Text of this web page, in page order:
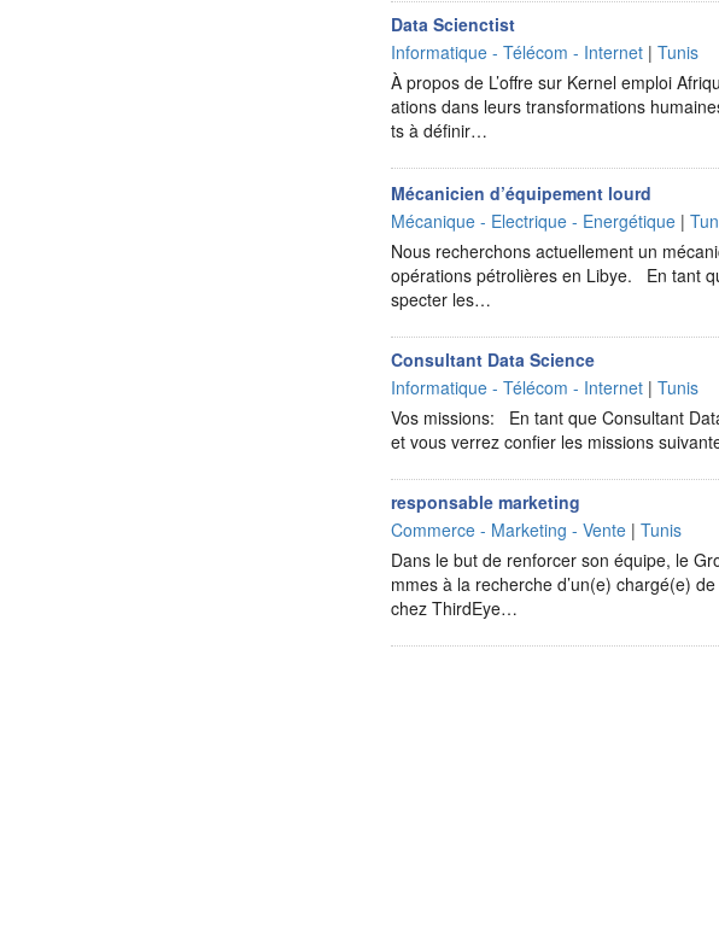
Data Scienctist
Informatique - Télécom - Internet |Tunis
À propos de L’offre sur Kernel emploi
ations dans leurs transformations
ts à définir…
Mécanicien d’équipement lourd
Mécanique - Electrique - Energétique |
Nous recherchons actuellement un
opérations pétrolières en Libye. En tant
specter les…
Consultant Data Science
Informatique - Télécom - Internet |Tunis
Vos missions: En tant que Consultant
et vous verrez confier les missions
responsable marketing
Commerce - Marketing - Vente |Tunis
Dans le but de renforcer son équipe, le
mmes à la recherche d’un(e) chargé(e)
chez ThirdEye…